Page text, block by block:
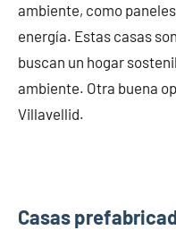
ambiente, como
energía. Estas casas
buscan un hogar
ambiente. Otra buena
Villavellid.
Casas